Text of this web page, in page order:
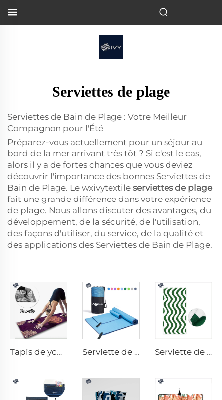
Serviettes de plage
Serviettes de Bain de Plage : Votre Meilleur
Compagnon pour l'Été
Préparez-vous actuellement pour un séjour au
bord de la mer arrivant très tôt ? Si c'est le cas,
alors il y a de fortes chances que vous deviez
découvrir l'importance des bonnes Serviettes de
Bain de Plage. Le wxivytextile serviettes de plage
fait une grande différence dans votre expérience
de plage. Nous allons discuter des avantages, du
développement, de la sécurité, de l'utilisation,
des façons d'utiliser, du service, de la qualité et
des applications des Serviettes de Bain de Plage.
Tapis de yoga avec serviette Serviette de sport en microfibres Serviette de plage en coton